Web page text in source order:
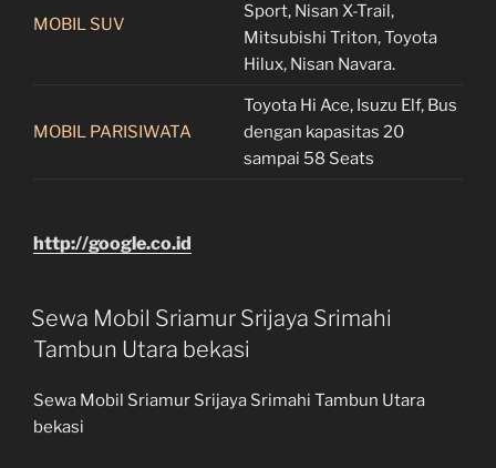
MOBIL SUV
Sport, Nisan X-Trail,
Mitsubishi Triton, Toyota
Hilux, Nisan Navara.
MOBIL PARISIWATA
Toyota Hi Ace, Isuzu Elf, Bus
dengan kapasitas 20
sampai 58 Seats
http://google.co.id
Sewa Mobil Sriamur Srijaya Srimahi
Tambun Utara bekasi
Sewa Mobil Sriamur Srijaya Srimahi Tambun Utara
bekasi